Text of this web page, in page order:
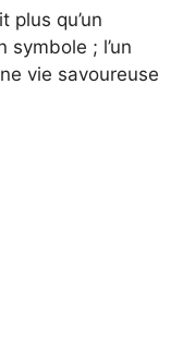
plus qu’un
symbole ; l’un
vie savoureuse